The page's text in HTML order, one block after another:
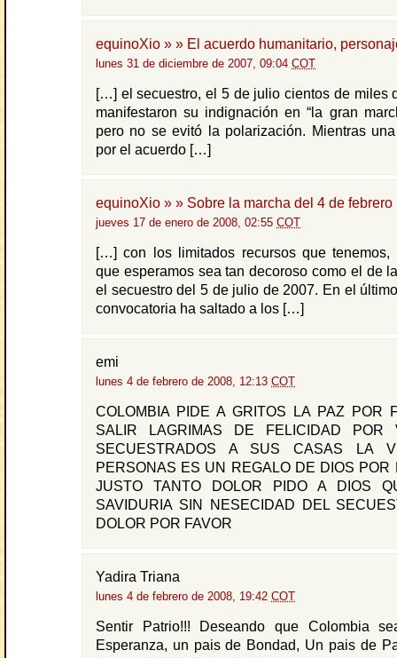
equinoXio » » El acuerdo humanitario,
lunes 31 de diciembre de 2007, 09:04 COT
[…] el secuestro, el 5 de julio cientos de miles
manifestaron su indignación en “la gran
pero no se evitó la polarización. Mientras
por el acuerdo […]
equinoXio » » Sobre la marcha del 4 de febrero
jueves 17 de enero de 2008, 02:55 COT
[…] con los limitados recursos que tenemos,
que esperamos sea tan decoroso como el de
el secuestro del 5 de julio de 2007. En el
convocatoria ha saltado a los […]
emi
lunes 4 de febrero de 2008, 12:13 COT
COLOMBIA PIDE A GRITOS LA PAZ POR
SALIR LAGRIMAS DE FELICIDAD POR
SECUESTRADOS A SUS CASAS LA
PERSONAS ES UN REGALO DE DIOS POR
JUSTO TANTO DOLOR PIDO A DIOS
SAVIDURIA SIN NESECIDAD DEL
DOLOR POR FAVOR
Yadira Triana
lunes 4 de febrero de 2008, 19:42 COT
Sentir Patrio!!! Deseando que Colombia
Esperanza, un pais de Bondad, Un pais de